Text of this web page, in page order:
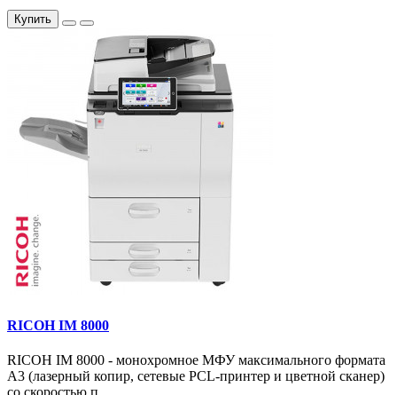
Купить
RICOH IM 8000
RICOH IM 8000 - монохромное МФУ максимального формата
А3 (лазерный копир, сетевые PCL-принтер и цветной сканер)
со скоростью п..